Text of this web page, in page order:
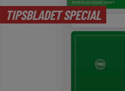
TIPSBLADET SPECIAL